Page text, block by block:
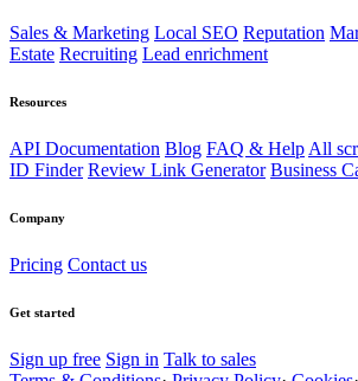
Sales & Marketing Local SEO Reputation
Estate Recruiting Lead enrichment
Resources
API Documentation Blog FAQ & Help All
ID Finder Review Link Generator Business
Company
Pricing Contact us
Get started
Sign up free Sign in Talk to sales